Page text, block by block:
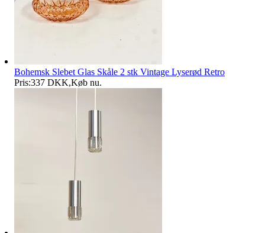
Bohemsk Slebet Glas Skåle 2 stk Vintage Lyserød Retro
Pris:337 DKK,Køb nu.